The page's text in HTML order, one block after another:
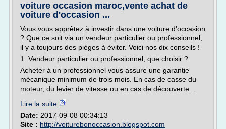
voiture occasion maroc,vente achat de
voiture d'occasion ...
Vous vous apprêtez à investir dans une voiture d'occasion
? Que ce soit via un vendeur particulier ou professionnel,
il y a toujours des pièges à éviter. Voici nos dix conseils !
1. Vendeur particulier ou professionnel, que choisir ?
Acheter à un professionnel vous assure une garantie
mécanique minimum de trois mois. En cas de casse du
moteur, du levier de vitesse ou en cas de découverte...
Lire la suite
Date: 2017-09-08 00:34:13
Site : http://voiturebonoccasion.blogspot.com